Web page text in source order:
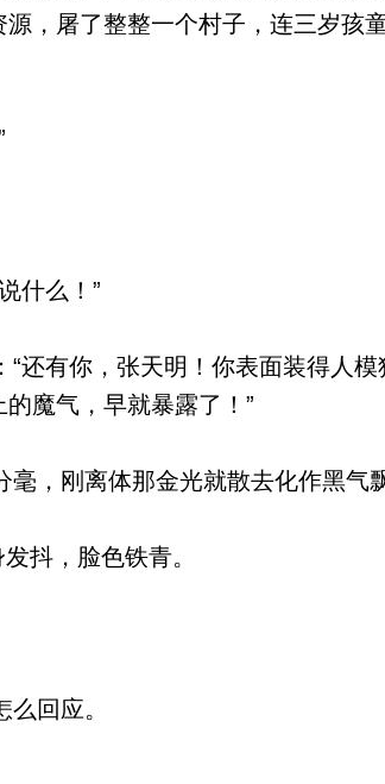
，屠了整整一个村子，连三岁孩
什么！”
还有你，张天明！你表面装得人模
魔气，早就暴露了！”
，刚离体那金光就散去化作黑气
抖，脸色铁青。
回应。